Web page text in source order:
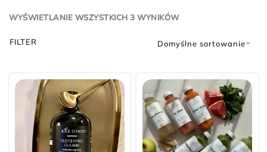
WYŚWIETLANIE WSZYSTKICH 3 WYNIKÓW
Domyślne sortowanie
FILTER